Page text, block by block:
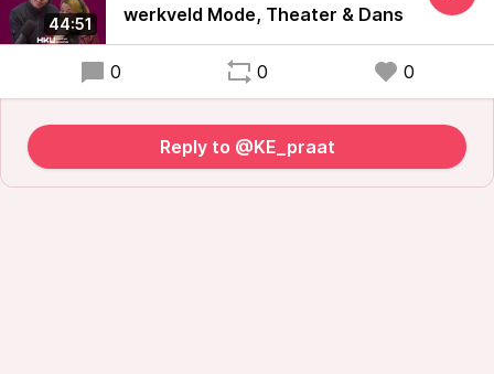
44:51
werkveld Mode, Theater & Dans
0 0 0
Reply to @KE_praat